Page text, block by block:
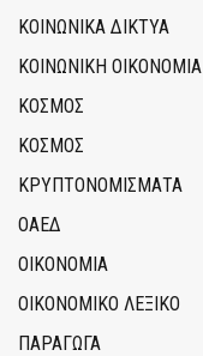
ΚΟΙΝΩΝΙΚΆ ΔΊΚΤΥΑ
ΚΟΙΝΩΝΙΚΉ ΟΙΚΟΝΟΜΊΑ
ΚΟΣΜΟΣ
ΚΟΣΜΟΣ
ΚΡΥΠΤΟΝΟΜΊΣΜΑΤΑ
ΟΑΕΔ
ΟΙΚΟΝΟΜΙΑ
ΟΙΚΟΝΟΜΙΚΟ ΛΕΞΙΚΟ
ΠΑΡΑΓΩΓΑ